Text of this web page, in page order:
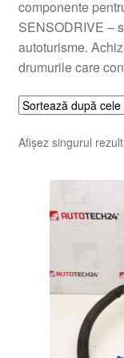
componente
SENSODRIVE –
autoturisme.
drumurile care
Afișez singurul